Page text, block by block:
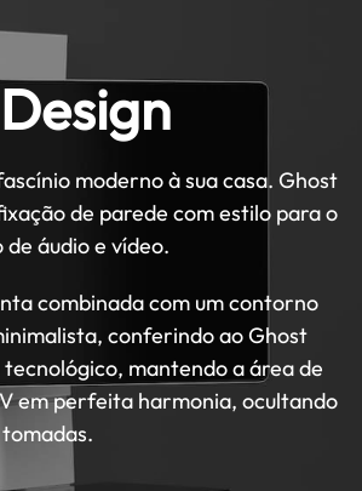
moderno à sua casa. Ghost
de parede com estilo para o
áudio e vídeo.
combinada com um contorno
conferindo ao Ghost
tecnológico, mantendo a área de
em perfeita harmonia, ocultando